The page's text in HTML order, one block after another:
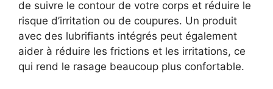
de suivre le contour de votre corps et réduire le
risque d’irritation ou de coupures. Un produit
avec des lubrifiants intégrés peut également
aider à réduire les frictions et les irritations, ce
qui rend le rasage beaucoup plus confortable.